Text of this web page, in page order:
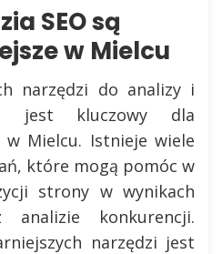
SEO są
w Mielcu
narzędzi do analizy i
jest kluczowy dla
w Mielcu. Istnieje wiele
które mogą pomóc w
strony w wynikach
analizie konkurencji.
narzędzi jest